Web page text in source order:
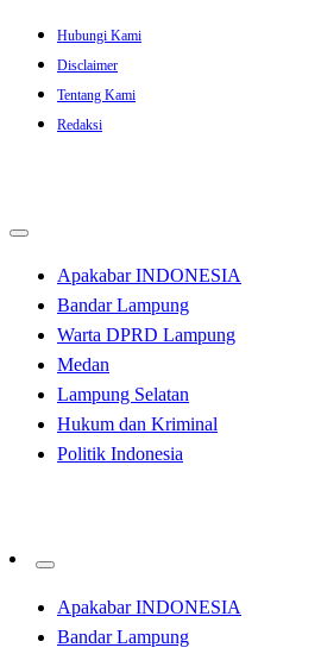
Skip
content
Hubungi Kami
Disclaimer
Tentang Kami
Redaksi
Apakabar INDONESIA
Bandar Lampung
Warta DPRD Lampung
Medan
Lampung Selatan
Hukum dan Kriminal
Politik Indonesia
Apakabar INDONESIA
Bandar Lampung